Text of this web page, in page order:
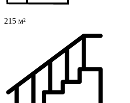
215 м²